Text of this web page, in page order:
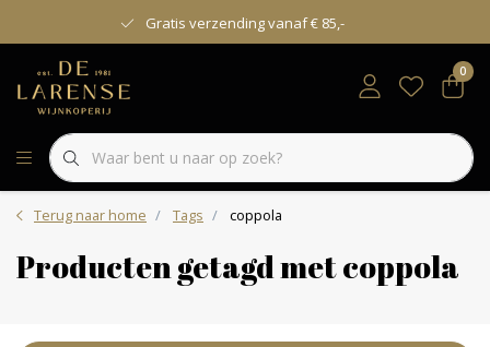
Gratis verzending vanaf € 85,-
0
Terug naar home Tags coppola
Producten getagd met coppola